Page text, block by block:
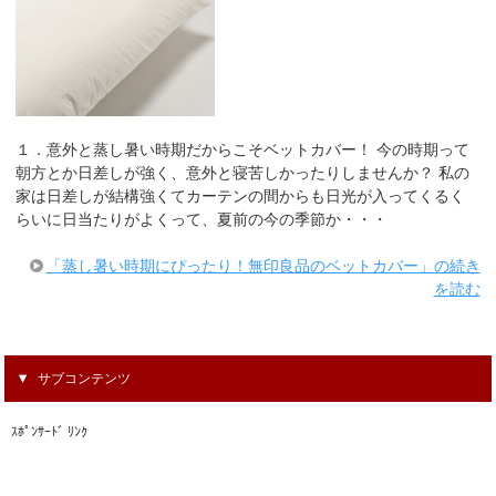
１．意外と蒸し暑い時期だからこそベットカバー！ 今の時期って
朝方とか日差しが強く、意外と寝苦しかったりしませんか？ 私の
家は日差しが結構強くてカーテンの間からも日光が入ってくるく
らいに日当たりがよくって、夏前の今の季節か・・・
「蒸し暑い時期にぴったり！無印良品のベットカバー」の続き
を読む
サブコンテンツ
ｽﾎﾟﾝｻｰﾄﾞ ﾘﾝｸ